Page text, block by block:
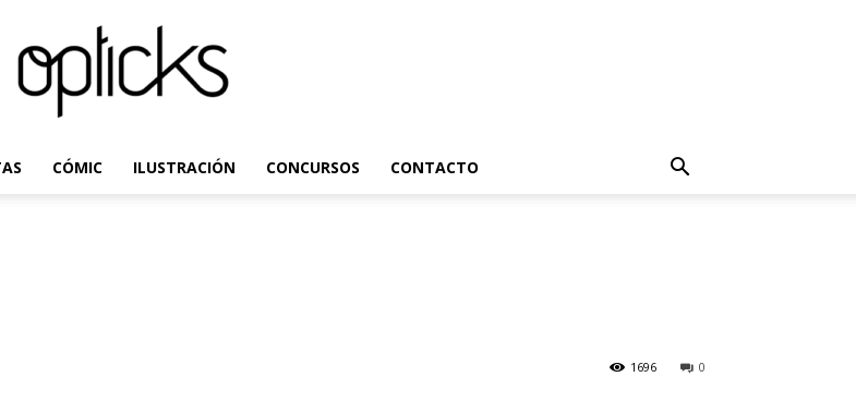
CÓMIC ILUSTRACIÓN CONCURSOS CONTACTO
0
1696